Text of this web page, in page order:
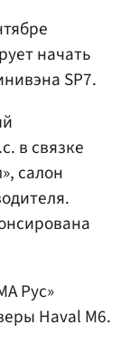
начать
SP7.
в связке
салон
Рус»
Haval M6.